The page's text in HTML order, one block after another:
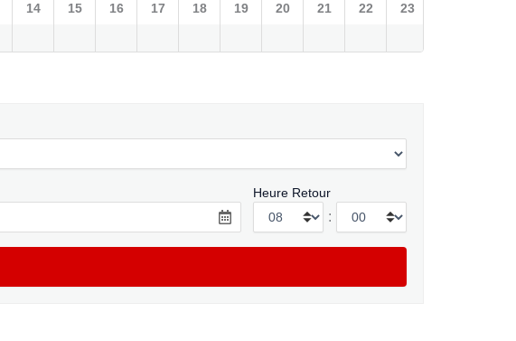
14 15 16 17 18 19 20 21 22 23
Heure Retour
: